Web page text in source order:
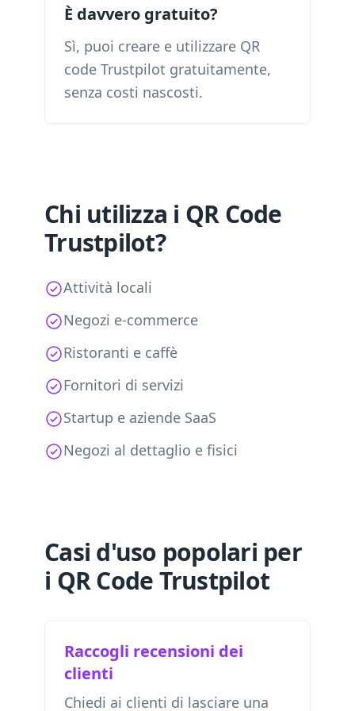
È davvero gratuito?
Sì, puoi creare e utilizzare QR
code Trustpilot gratuitamente,
senza costi nascosti.
Chi utilizza i QR Code
Trustpilot?
Attività locali
Negozi e-commerce
Ristoranti e caffè
Fornitori di servizi
Startup e aziende SaaS
Negozi al dettaglio e fisici
Casi d'uso popolari per
i QR Code Trustpilot
Raccogli recensioni dei
clienti
Chiedi ai clienti di lasciare una